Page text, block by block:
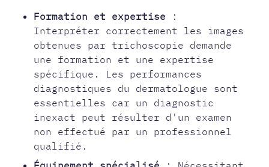
Formation et expertise :
Interpréter correctement les images
obtenues par trichoscopie demande
une formation et une expertise
spécifique. Les performances
diagnostiques du dermatologue sont
essentielles car un diagnostic
inexact peut résulter d'un examen
non effectué par un professionnel
qualifié.